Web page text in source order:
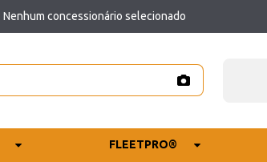
Nenhum concessionário selecionado
FLEETPRO®